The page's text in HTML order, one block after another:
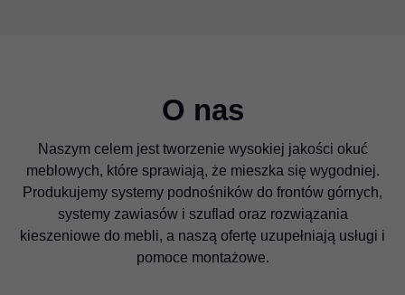
O nas
Naszym celem jest tworzenie wysokiej jakości okuć
meblowych, które sprawiają, że mieszka się wygodniej.
Produkujemy systemy podnośników do frontów górnych,
systemy zawiasów i szuflad oraz rozwiązania
kieszeniowe do mebli, a naszą ofertę uzupełniają usługi i
pomoce montażowe.